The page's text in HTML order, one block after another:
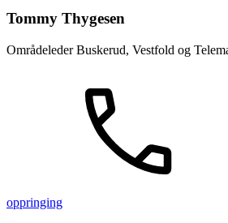
Tommy Thygesen
Områdeleder Buskerud, Vestfold og
oppringing